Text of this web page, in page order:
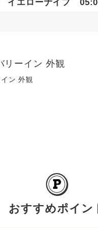
イエローナイフ
ン 外観
おすすめポイン